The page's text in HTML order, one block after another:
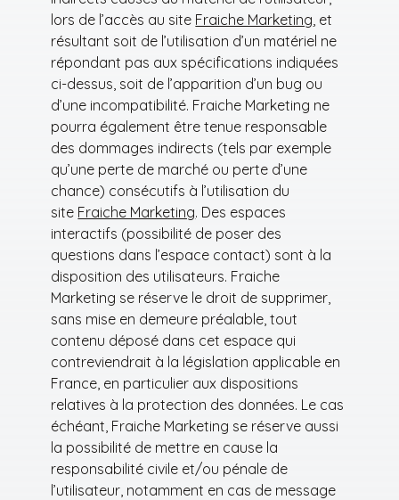
lors de l’accès au site Fraiche Marketing , et
résultant soit de l’utilisation d’un matériel ne
répondant pas aux spécifications indiquées
ci-dessus, soit de l’apparition d’un bug ou
d’une incompatibilité. Fraiche Marketing ne
pourra également être tenue responsable
des dommages indirects (tels par exemple
qu’une perte de marché ou perte d’une
chance) consécutifs à l’utilisation du
site Fraiche Marketing. Des espaces
interactifs (possibilité de poser des
questions dans l’espace contact) sont à la
disposition des utilisateurs. Fraiche
Marketing se réserve le droit de supprimer,
sans mise en demeure préalable, tout
contenu déposé dans cet espace qui
contreviendrait à la législation applicable en
France, en particulier aux dispositions
relatives à la protection des données. Le cas
échéant, Fraiche Marketing se réserve aussi
la possibilité de mettre en cause la
responsabilité civile et/ou pénale de
l’utilisateur, notamment en cas de message